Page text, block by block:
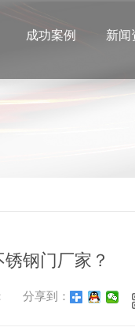
成功案例 新闻
钢门厂家？
分享到：